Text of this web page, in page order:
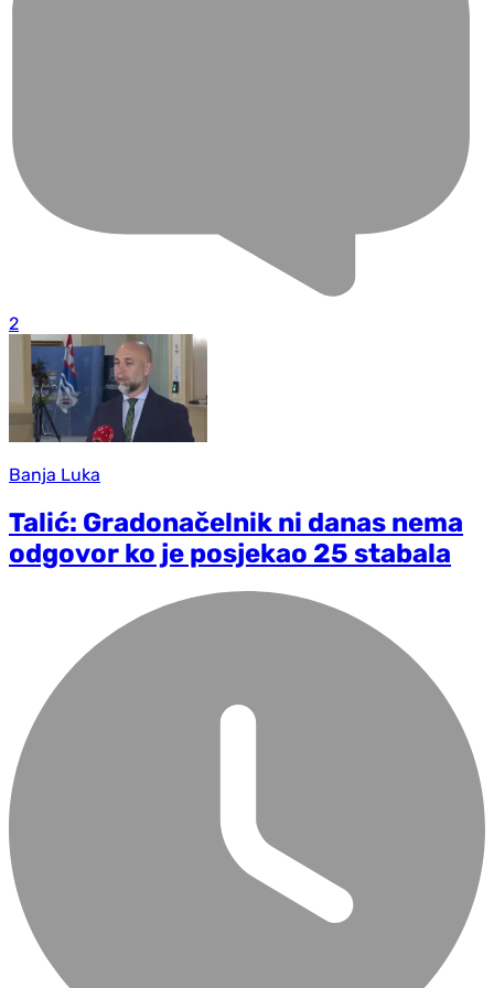
2
Banja Luka
Talić: Gradonačelnik ni danas nema
odgovor ko je posjekao 25 stabala